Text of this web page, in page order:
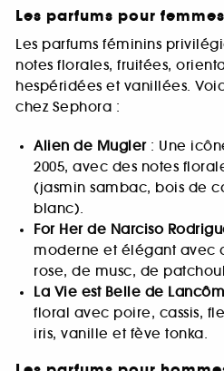
Les parfums pour femmes
Les parfums féminins
notes florales, fruitées,
hespéridées et vanillées.
chez Sephora :
Alien de Mugler: Une
2005, avec des notes
(jasmin sambac, bois de
blanc).
For Her de Narciso
moderne et élégant avec
rose, de musc, de
La Vie est Belle de
floral avec poire, cassis,
iris, vanille et fève tonka.